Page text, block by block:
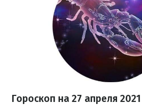
Гороскоп на 27 апреля 2021